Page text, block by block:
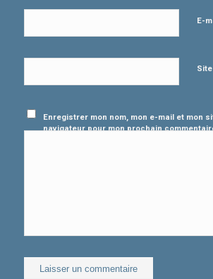
E-
Enregistrer mon nom, mon e-mail et mon
navigateur pour mon prochain